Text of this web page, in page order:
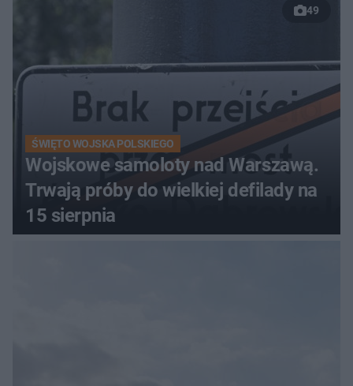
49
ŚWIĘTO WOJSKA POLSKIEGO
Wojskowe samoloty nad Warszawą.
Trwają próby do wielkiej defilady na
15 sierpnia